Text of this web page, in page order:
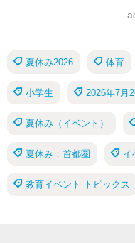
夏休み2026 体育
小学生 2026年7月
夏休み（イベント）
夏休み：首都圏 イ
教育イベント トピックス